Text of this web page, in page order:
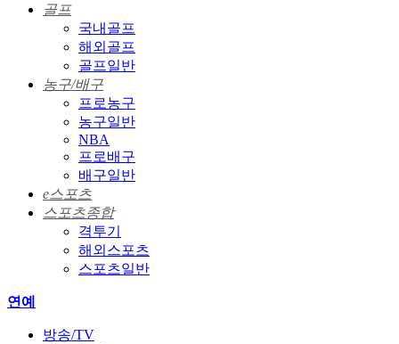
골프
국내골프
해외골프
골프일반
농구/배구
프로농구
농구일반
NBA
프로배구
배구일반
e스포츠
스포츠종합
격투기
해외스포츠
스포츠일반
연예
방송/TV